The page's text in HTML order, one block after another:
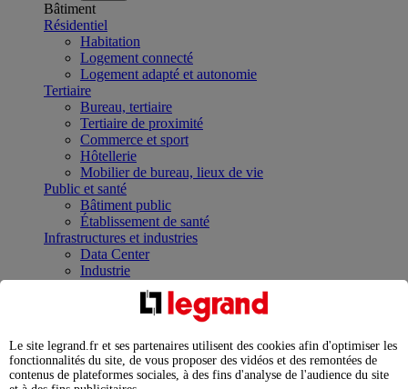
Bâtiment
Résidentiel
Habitation
Logement connecté
Logement adapté et autonomie
Tertiaire
Bureau, tertiaire
Tertiaire de proximité
Commerce et sport
Hôtellerie
Mobilier de bureau, lieux de vie
Public et santé
Bâtiment public
Établissement de santé
Infrastructures et industries
Data Center
Industrie
Infrastructures
Contrôler et planifier le fonctionnement des appareils
Répartir et optimiser son tableau électrique
Legrand Data Center Solutions : concentrer les
expertises au service de vos performances
Le site legrand.fr et ses partenaires utilisent des cookies afin d'optimiser les
fonctionnalités du site, de vous proposer des vidéos et des remontées de
contenus de plateformes sociales, à des fins d'analyse de l'audience du site